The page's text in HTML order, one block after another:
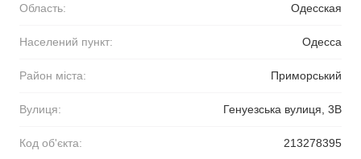
Область: Одесская
Населений пункт: Одесса
Район міста: Приморський
Вулиця: Генуезська вулиця, 3В
Код об'єкта: 213278395